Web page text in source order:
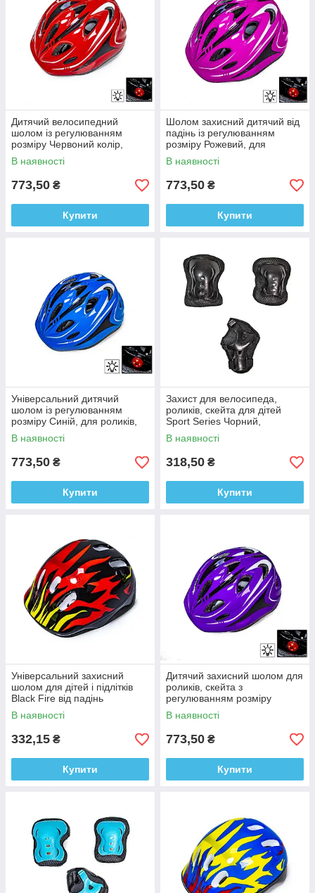
Дитячий велосипедний
шолом із регулюванням
розміру Червоний колір,
універсальний
В наявності
773,50 ₴
Купити
Шолом захисний дитячий від
падінь із регулюванням
розміру Рожевий, для
роликів, велобігів, скейтів,
велосипеда
В наявності
773,50 ₴
Купити
Універсальний дитячий
шолом із регулюванням
розміру Синій, для роликів,
велосипеда, скейта, біговела
В наявності
773,50 ₴
Купити
Захист для велосипеда,
роликів, скейта для дітей
Sport Series Чорний,
комплект наколінники,
налокітники
В наявності
318,50 ₴
Купити
Універсальний захисний
шолом для дітей і підлітків
Black Fire від падінь
В наявності
332,15 ₴
Купити
Дитячий захисний шолом для
роликів, скейта з
регулюванням розміру
Фіолетовий колір
В наявності
773,50 ₴
Купити